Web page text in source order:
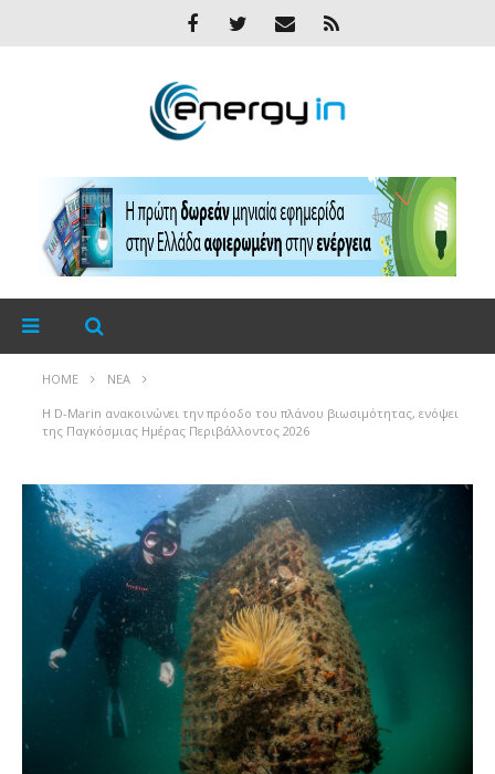
HOME ΝΈΑ
Η D-Marin ανακοινώνει την πρόοδο του πλάνου βιωσιμότητας, ενόψει
της Παγκόσμιας Ημέρας Περιβάλλοντος 2026